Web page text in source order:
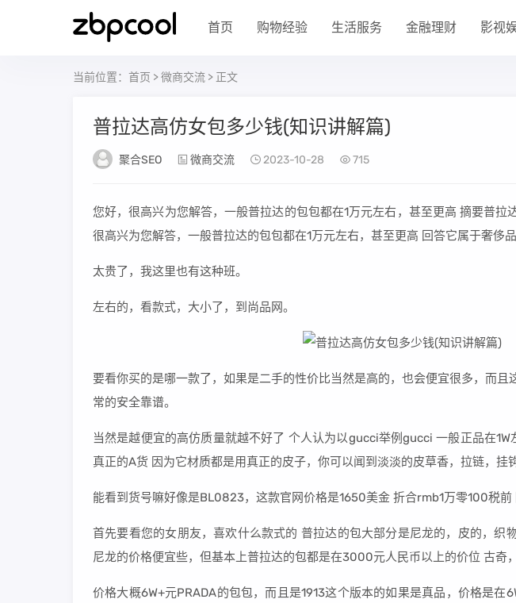
首页 购物经验 生活服务 金融理财 影视
当前位置： 首页 >微商交流 > 正文
普拉达高仿女包多少钱(知识讲解篇)
聚合SEO 微商交流 2023-10-28 715
您好，很高兴为您解答，一般普拉达的包包都在1万元左右，甚至更高 摘要普拉
很高兴为您解答，一般普拉达的包包都在1万元左右，甚至更高 回答它属于奢侈品
太贵了，我这里也有这种班。
左右的，看款式，大小了，到尚品网。
要看你买的是哪一款了，如果是二手的性价比当然是高的，也会便宜很多，而且
常的安全靠谱。
当然是越便宜的高仿质量就越不好了 个人认为以gucci举例gucci 一般正品在
真正的A货 因为它材质都是用真正的皮子，你可以闻到淡淡的皮草香，拉链，挂
能看到货号嘛好像是BL0823，这款官网价格是1650美金 折合rmb1万零100税前
首先要看您的女朋友，喜欢什么款式的 普拉达的包大部分是尼龙的，皮的，织
尼龙的价格便宜些，但基本上普拉达的包都是在3000元人民币以上的价位 古奇
价格大概6W+元PRADA的包包，而且是1913这个版本的如果是真品，价格是在